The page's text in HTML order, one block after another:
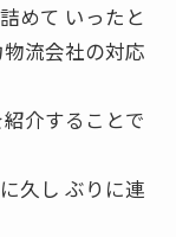
めて いったと
流会社の対応
介することで
久し ぶりに連